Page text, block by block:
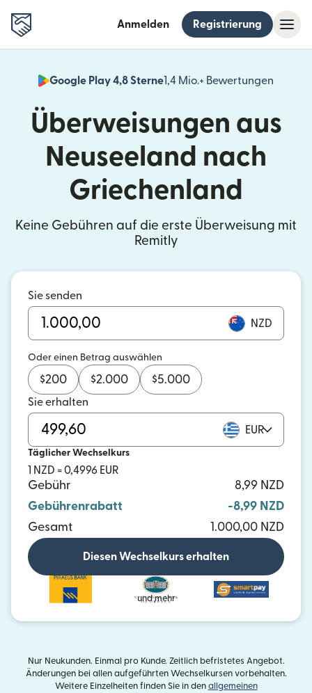
Anmelden Registrierung
Google Play 4,8 Sterne1,4 Mio.+ Bewertungen
Überweisungen aus
Neuseeland nach
Griechenland
Keine Gebühren auf die erste Überweisung mit
Remitly
Sie senden
NZD
Oder einen Betrag auswählen
$200 $2.000 $5.000
Sie erhalten
EUR
Täglicher Wechselkurs
1 NZD = 0,4996 EUR
Gebühr
8,99 NZD
Gebührenrabatt
-8,99 NZD
Gesamt
1.000,00 NZD
Diesen Wechselkurs erhalten
und mehr
Nur Neukunden. Einmal pro Kunde. Zeitlich befristetes Angebot.
Änderungen bei allen aufgeführten Wechselkursen vorbehalten.
Weitere Einzelheiten finden Sie in den allgemeinen